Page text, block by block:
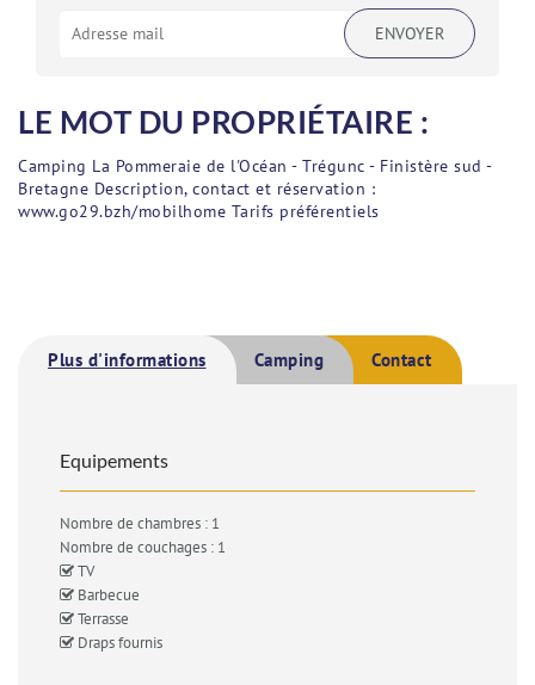
ENVOYER
LE MOT DU PROPRIÉTAIRE :
Camping La Pommeraie de l'Océan - Trégunc - Finistère sud -
Bretagne Description, contact et réservation :
www.go29.bzh/mobilhome Tarifs préférentiels
Plus d'informations Camping Contact
Equipements
Nombre de chambres : 1
Nombre de couchages : 1
TV
Barbecue
Terrasse
Draps fournis